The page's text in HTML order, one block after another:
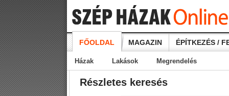
FŐOLDAL MAGAZIN ÉPÍTKEZÉS /
Házak Lakások Megrendelés
Részletes keresés